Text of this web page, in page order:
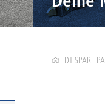
DT SPARE